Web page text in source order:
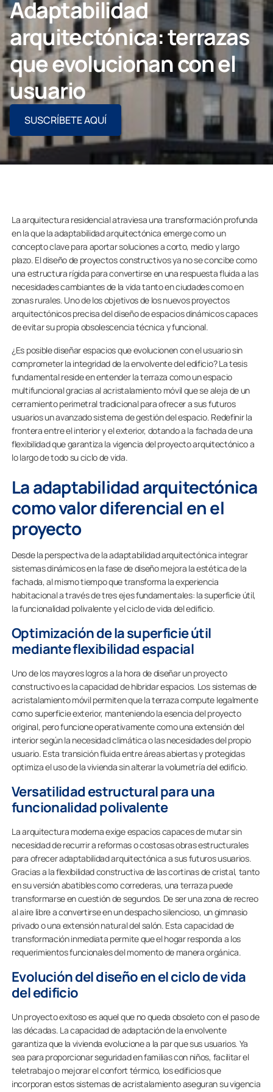
Particulares
Grupo Lumon
CONTACTO PROFESIONAL
Adaptabilidad
arquitectónica: terrazas
que evolucionan con el
usuario
SUSCRÍBETE AQUÍ
La arquitectura residencial atraviesa una transformación profunda
en la que la adaptabilidad arquitectónica emerge como un
concepto clave para aportar soluciones a corto, medio y largo
plazo. El diseño de proyectos constructivos ya no se concibe como
una estructura rígida para convertirse en una respuesta fluida a las
necesidades cambiantes de la vida tanto en ciudades como en
zonas rurales. Uno de los objetivos de los nuevos proyectos
arquitectónicos precisa del diseño de espacios dinámicos capaces
de evitar su propia obsolescencia técnica y funcional.
¿Es posible diseñar espacios que evolucionen con el usuario sin
comprometer la integridad de la envolvente del edificio? La tesis
fundamental reside en entender la terraza como un espacio
multifuncional gracias al acristalamiento móvil que se aleja de un
cerramiento perimetral tradicional para ofrecer a sus futuros
usuarios un avanzado sistema de gestión del espacio. Redefinir la
frontera entre el interior y el exterior, dotando a la fachada de una
flexibilidad que garantiza la vigencia del proyecto arquitectónico a
lo largo de todo su ciclo de vida.
La adaptabilidad arquitectónica
como valor diferencial en el
proyecto
Desde la perspectiva de la adaptabilidad arquitectónica integrar
sistemas dinámicos en la fase de diseño mejora la estética de la
fachada, al mismo tiempo que transforma la experiencia
habitacional a través de tres ejes fundamentales: la superficie útil,
la funcionalidad polivalente y el ciclo de vida del edificio.
Optimización de la superficie útil
mediante flexibilidad espacial
Uno de los mayores logros a la hora de diseñar un proyecto
constructivo es la capacidad de hibridar espacios. Los sistemas de
acristalamiento móvil permiten que la terraza compute legalmente
como superficie exterior, manteniendo la esencia del proyecto
original, pero funcione operativamente como una extensión del
interior según la necesidad climática o las necesidades del propio
usuario. Esta transición fluida entre áreas abiertas y protegidas
optimiza el uso de la vivienda sin alterar la volumetría del edificio.
Versatilidad estructural para una
funcionalidad polivalente
La arquitectura moderna exige espacios capaces de mutar sin
necesidad de recurrir a reformas o costosas obras estructurales
para ofrecer adaptabilidad arquitectónica a sus futuros usuarios.
Gracias a la flexibilidad constructiva de las cortinas de cristal, tanto
en su versión abatibles como correderas, una terraza puede
transformarse en cuestión de segundos. De ser una zona de recreo
al aire libre a convertirse en un despacho silencioso, un gimnasio
privado o una extensión natural del salón. Esta capacidad de
transformación inmediata permite que el hogar responda a los
requerimientos funcionales del momento de manera orgánica.
Evolución del diseño en el ciclo de vida
del edificio
Un proyecto exitoso es aquel que no queda obsoleto con el paso de
las décadas. La capacidad de adaptación de la envolvente
garantiza que la vivienda evolucione a la par que sus usuarios. Ya
sea para proporcionar seguridad en familias con niños, facilitar el
teletrabajo o mejorar el confort térmico, los edificios que
incorporan estos sistemas de acristalamiento aseguran su vigencia